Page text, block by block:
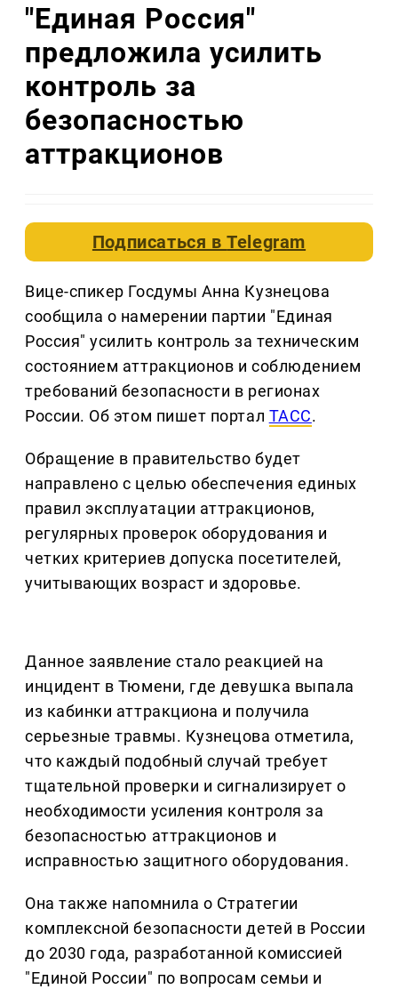
"Единая Россия"
предложила усилить
контроль за
безопасностью
аттракционов
Подписаться вTelegram
Вице-спикер Госдумы Анна Кузнецова
сообщила о намерении партии "Единая
Россия" усилить контроль за техническим
состоянием аттракционов и соблюдением
требований безопасности в регионах
России. Об этом пишет портал ТАСС.
Обращение в правительство будет
направлено с целью обеспечения единых
правил эксплуатации аттракционов,
регулярных проверок оборудования и
четких критериев допуска посетителей,
учитывающих возраст и здоровье.
Данное заявление стало реакцией на
инцидент в Тюмени, где девушка выпала
из кабинки аттракциона и получила
серьезные травмы. Кузнецова отметила,
что каждый подобный случай требует
тщательной проверки и сигнализирует о
необходимости усиления контроля за
безопасностью аттракционов и
исправностью защитного оборудования.
Она также напомнила о Стратегии
комплексной безопасности детей в России
до 2030 года, разработанной комиссией
"Единой России" по вопросам семьи и